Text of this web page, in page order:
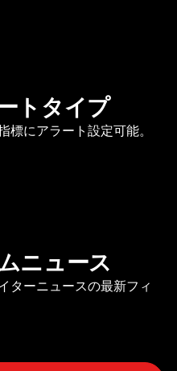
トタイプ
標にアラート設定可能。
ニュース
ターニュースの最新フィ